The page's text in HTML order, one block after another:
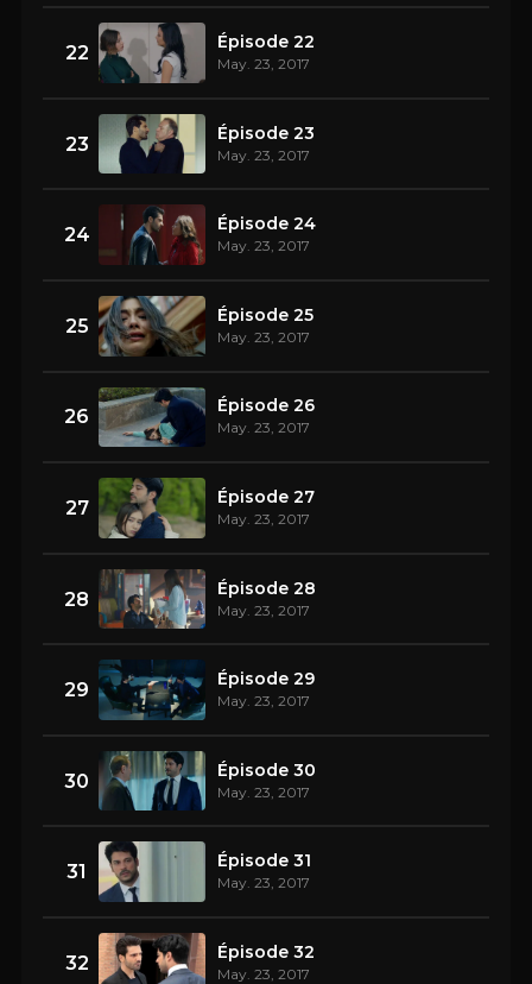
22 Épisode 22
May. 23, 2017
23 Épisode 23
May. 23, 2017
24 Épisode 24
May. 23, 2017
25 Épisode 25
May. 23, 2017
26 Épisode 26
May. 23, 2017
27 Épisode 27
May. 23, 2017
28 Épisode 28
May. 23, 2017
29 Épisode 29
May. 23, 2017
30 Épisode 30
May. 23, 2017
31 Épisode 31
May. 23, 2017
32 Épisode 32
May. 23, 2017